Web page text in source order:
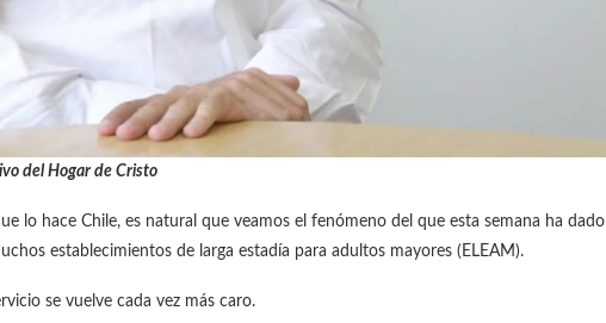
del Hogar de Cristo
lo hace Chile, es natural que veamos el fenómeno del que esta semana ha dado
establecimientos de larga estadía para adultos mayores (ELEAM).
se vuelve cada vez más caro.